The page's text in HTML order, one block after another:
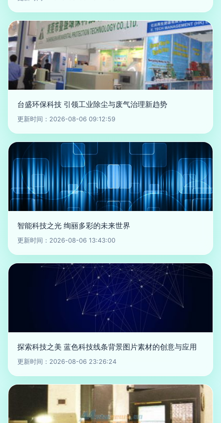
台盛环保科技 引领工业除尘与废气治理新趋势
更新时间：2026-08-06 09:12:59
智能科技之光 绚丽多彩的未来世界
更新时间：2026-08-06 13:43:00
探索科技之美 蓝色科技线条背景图片素材的创意与应用
更新时间：2026-08-06 23:26:24